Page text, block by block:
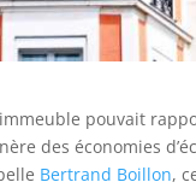
pouvait
des économies
Bertrand Boillon,